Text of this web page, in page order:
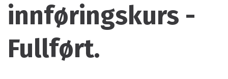
innføringskurs -
Fullført.